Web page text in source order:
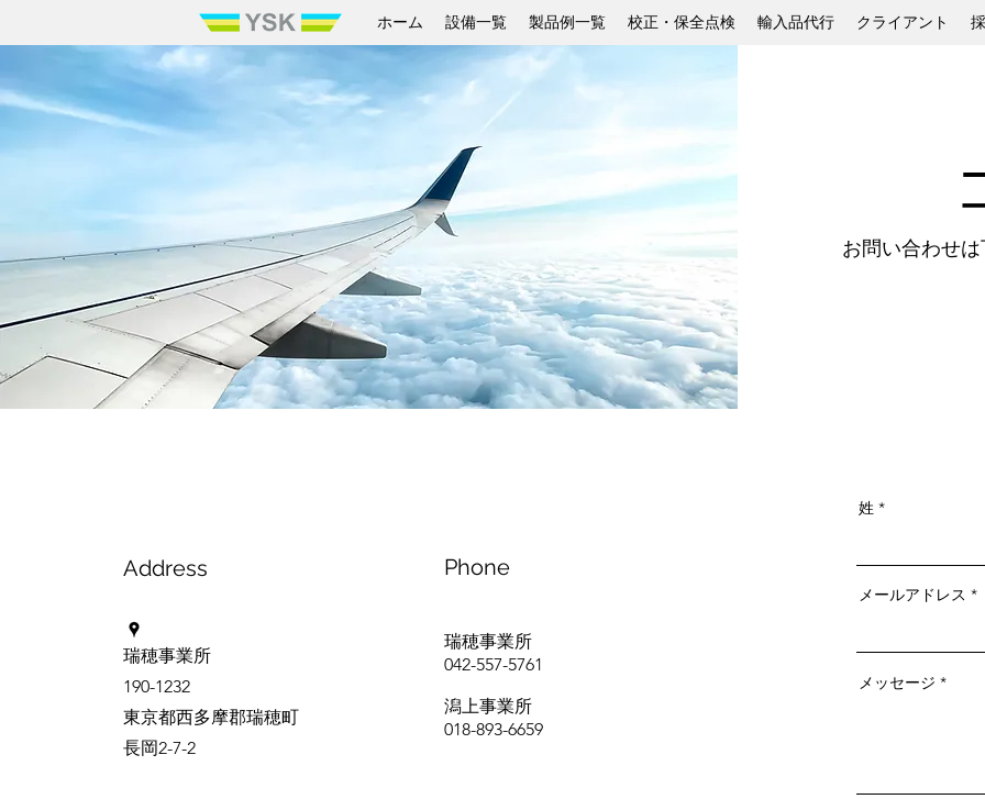
ホーム 設備一覧 製品例一覧 校正・保全点検 輸入品代行 クライアント
お問い合わせ
Address
​瑞穂事業所
190-1232
東京都西多摩郡瑞穂町
長岡2-7-2
Phone
瑞穂事業所
042-557-5761
潟上事業所
​018-893-6659
姓
メールアドレス
メッセージ